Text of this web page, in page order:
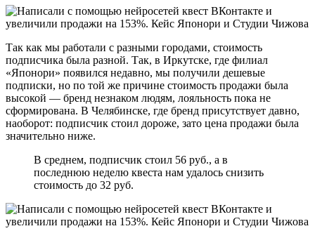
Так как мы работали с разными городами, стоимость
подписчика была разной. Так, в Иркутске, где филиал
«Японори» появился недавно, мы получили дешевые
подписки, но по той же причине стоимость продажи была
высокой — бренд незнаком людям, лояльность пока не
сформирована. В Челябинске, где бренд присутствует давно,
наоборот: подписчик стоил дороже, зато цена продажи была
значительно ниже.
В среднем, подписчик стоил 56 руб., а в
последнюю неделю квеста нам удалось снизить
стоимость до 32 руб.